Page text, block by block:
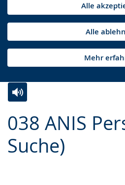
Alle
Alle
Mehr
038 ANIS
Suche)
Leichten
Sprache
wechseln.
Audio-
Unterstützung.
Video
in
Deutscher